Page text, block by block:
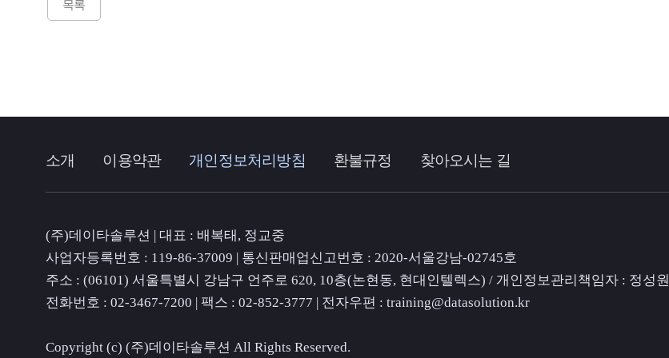
목록
소개 이용약관 개인정보처리방침 환불규정 찾아오시는 길
(주)데이타솔루션 | 대표 : 배복태, 정교중
사업자등록번호 : 119-86-37009 | 통신판매업신고번호 : 2020-서울강남-02745호
주소 : (06101) 서울특별시 강남구 언주로 620, 10층(논현동, 현대인텔렉스) / 개인정보관리책임자 : 정성원
전화번호 : 02-3467-7200 | 팩스 : 02-852-3777 | 전자우편 : training@datasolution.kr
Copyright (c) (주)데이타솔루션 All Rights Reserved.